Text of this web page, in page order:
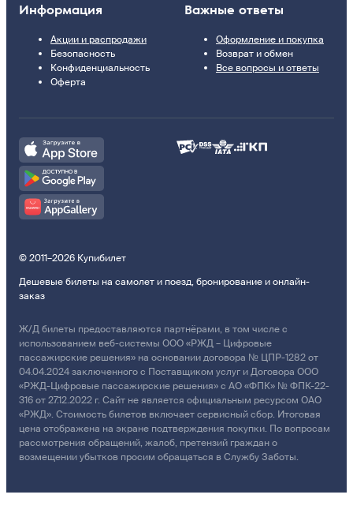
Информация
Акции и распродажи
Безопасность
Конфиденциальность
Оферта
Важные ответы
Оформление и покупка
Возврат и обмен
Все вопросы и ответы
© 2011–2026 Купибилет
Дешевые билеты на самолет и поезд, бронирование и онлайн-
заказ
Ж/Д билеты предоставляются партнёрами, в том числе с
использованием веб-системы ООО «РЖД – Цифровые
пассажирские решения» на основании договора № ЦПР-1282 от
04.04.2024 заключенного с Поставщиком услуг и Договора ООО
«РЖД-Цифровые пассажирские решения» с АО «ФПК» № ФПК-22-
316 от 27.12.2022 г. Сайт не является официальным ресурсом ОАО
«РЖД». Стоимость билетов включает сервисный сбор. Итоговая
цена отображена на экране подтверждения покупки. По вопросам
рассмотрения обращений, жалоб, претензий граждан о
возмещении убытков просим обращаться в Службу Заботы.